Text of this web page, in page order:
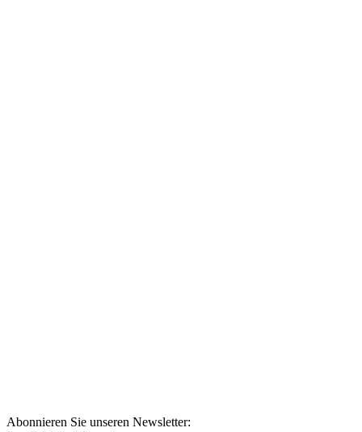
Abonnieren Sie unseren Newsletter: